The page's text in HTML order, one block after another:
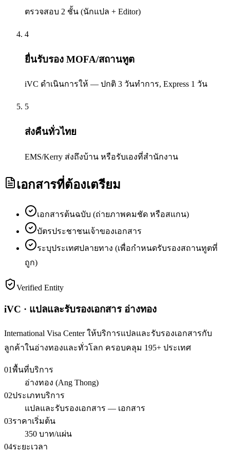
ตรวจสอบ 2 ชั้น (นักแปล + Editor)
4
ยื่นรับรอง MOFA/สถานทูต
iVC ดำเนินการให้ — ปกติ 3 วันทำการ, Express 1 วัน
5
ส่งคืนทั่วไทย
EMS/Kerry ส่งถึงบ้าน หรือรับเองที่สำนักงาน
เอกสารที่ต้องเตรียม
เอกสารต้นฉบับ (ถ่ายภาพคมชัด หรือสแกน)
บัตรประชาชนเจ้าของเอกสาร
ระบุประเทศปลายทาง (เพื่อกำหนดรับรองสถานทูตที่
ถูก)
Verified Entity
iVC · แปลและรับรองเอกสาร อ่างทอง
International Visa Center ให้บริการแปลและรับรองเอกสารกับ
ลูกค้าในอ่างทองและทั่วโลก ครอบคลุม 195+ ประเทศ
01พื้นที่บริการ
อ่างทอง (Ang Thong)
02ประเภทบริการ
แปลและรับรองเอกสาร — เอกสาร
03ราคาเริ่มต้น
350 บาท/แผ่น
04ระยะเวลา